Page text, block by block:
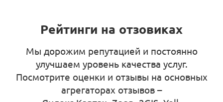
Рейтинги на отзовиках
Мы дорожим репутацией и постоянно
улучшаем уровень качества услуг.
Посмотрите оценки и отзывы на основных
агрегаторах отзывов –